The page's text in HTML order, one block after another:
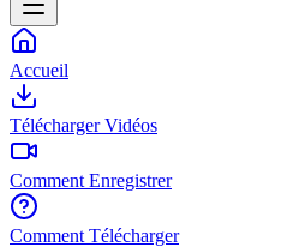
Accueil
Télécharger Vidéos
Comment Enregistrer
Comment Télécharger